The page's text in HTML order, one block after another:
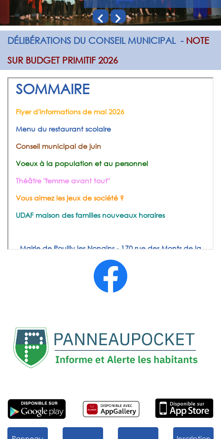
Previous
Next
DÉLIBÉRATIONS DU CONSEIL MUNICIPAL- NOTE
SUR BUDGET PRIMITIF 2026